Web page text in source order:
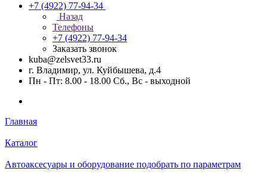
+7 (4922) 77-94-34
Назад
Телефоны
+7 (4922) 77-94-34
Заказать звонок
kuba@zelsvet33.ru
г. Владимир, ул. Куйбышева, д.4
Пн - Пт: 8.00 - 18.00 Сб., Вс - выходной
Главная
Каталог
Автоаксесуары и оборудование подобрать по параметрам